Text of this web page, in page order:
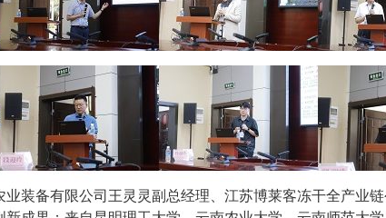
业装备有限公司王灵灵副总经理、江苏博莱客冻干全产业